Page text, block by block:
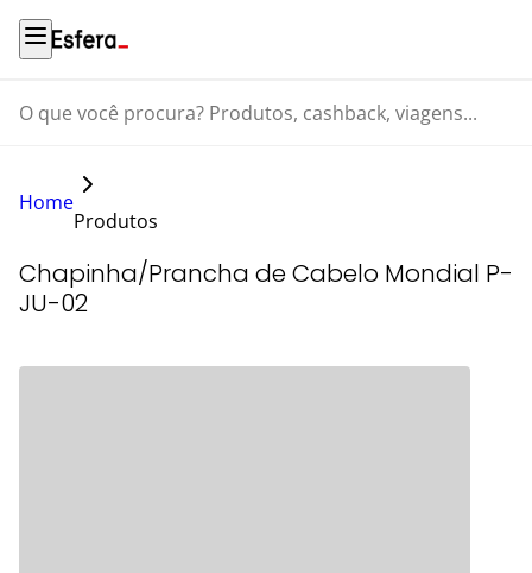
O que você procura? Produtos, cashback, viagens...
Home
Produtos
Chapinha/Prancha de Cabelo Mondial P-
JU-02